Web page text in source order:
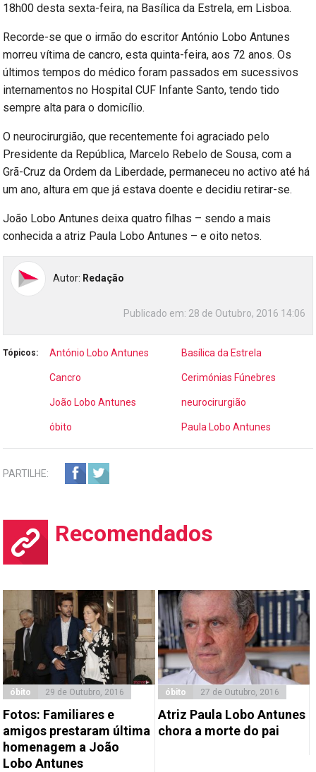
18h00 desta sexta-feira, na Basílica da Estrela, em Lisboa.
Recorde-se que o irmão do escritor António Lobo Antunes
morreu vítima de cancro, esta quinta-feira, aos 72 anos. Os
últimos tempos do médico foram passados em sucessivos
internamentos no Hospital CUF Infante Santo, tendo tido
sempre alta para o domicílio.
O neurocirurgião, que recentemente foi agraciado pelo
Presidente da República, Marcelo Rebelo de Sousa, com a
Grã-Cruz da Ordem da Liberdade, permaneceu no activo até há
um ano, altura em que já estava doente e decidiu retirar-se.
João Lobo Antunes deixa quatro filhas – sendo a mais
conhecida a atriz Paula Lobo Antunes – e oito netos.
Autor: Redação
Publicado em: 28 de Outubro, 2016 14:06
Tópicos: António Lobo Antunes Basílica da Estrela
Cancro Cerimónias Fúnebres
João Lobo Antunes neurocirurgião
óbito Paula Lobo Antunes
PARTILHE:
Recomendados
óbito 29 de Outubro, 2016
Fotos: Familiares e
amigos prestaram última
homenagem a João
Lobo Antunes
óbito 27 de Outubro, 2016
Atriz Paula Lobo Antunes
chora a morte do pai